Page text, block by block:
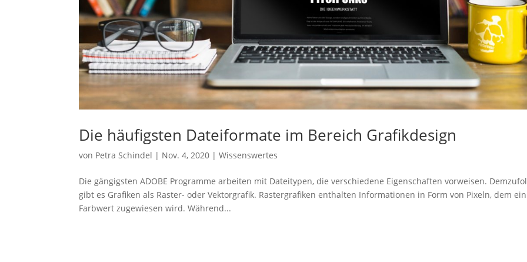
Die häufigsten Dateiformate im Bereich Grafikdesign
von Petra Schindel | Nov. 4, 2020 |Wissenswertes
Die gängigsten ADOBE Programme arbeiten mit Dateitypen, die verschiedene Eigenschaften vorweisen.
gibt es Grafiken als Raster- oder Vektorgrafik. Rastergrafiken enthalten Informationen in Form von Pixeln, dem ein
Farbwert zugewiesen wird. Während...